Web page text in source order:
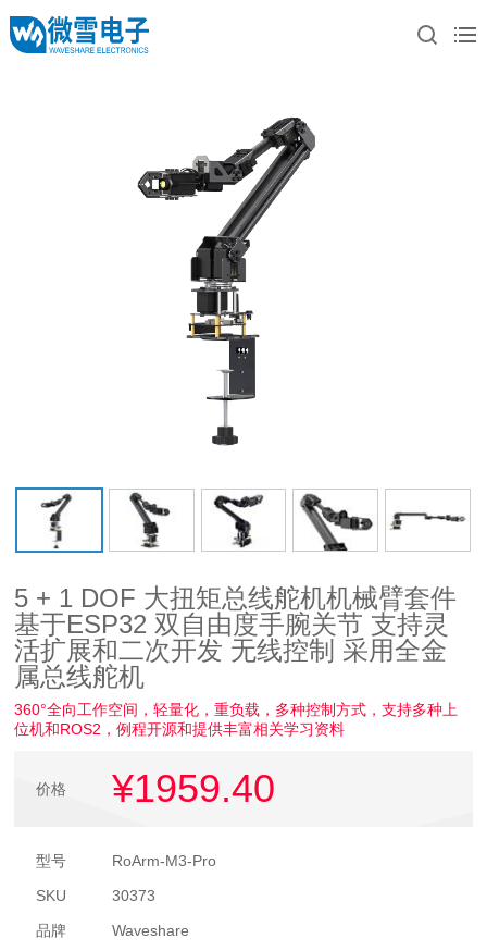
5 + 1 DOF 大扭矩总线舵机机械臂套件
基于ESP32 双自由度手腕关节 支持灵
活扩展和二次开发 无线控制 采用全金
属总线舵机
360°全向工作空间，轻量化，重负载，多种控制方式，支持多种上
位机和ROS2，例程开源和提供丰富相关学习资料
价格 ¥1959.40
型号
RoArm-M3-Pro
SKU
30373
品牌
Waveshare